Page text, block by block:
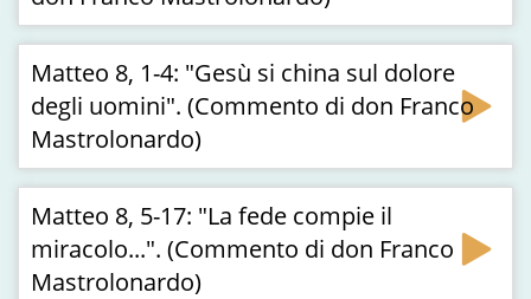
Matteo 8, 1-4: "Gesù si china sul dolore
degli uomini". (Commento di don Franco
Mastrolonardo)
Matteo 8, 5-17: "La fede compie il
miracolo...". (Commento di don Franco
Mastrolonardo)